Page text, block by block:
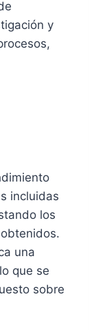
y
incluidas
los
una
que se
sobre